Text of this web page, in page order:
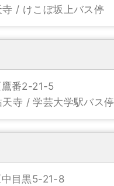
/ けこぼ坂上バス停
番2-21-5
寺 / 学芸大学駅バス停
目黒5-21-8